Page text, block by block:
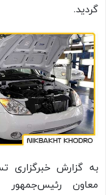
گردید.
به گزارش خبرگزاری
معاون